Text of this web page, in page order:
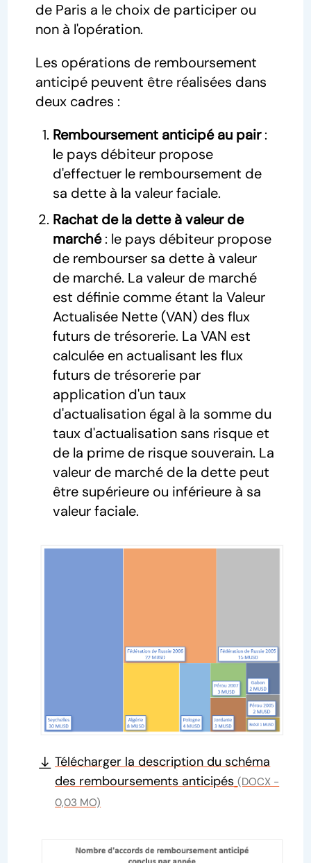
de Paris a le choix de participer ou
non à l'opération.
Les opérations de remboursement
anticipé peuvent être réalisées dans
deux cadres :
Remboursement anticipé au pair:
le pays débiteur propose
d'effectuer le remboursement de
sa dette à la valeur faciale.
Rachat de la dette à valeur de
marché: le pays débiteur propose
de rembourser sa dette à valeur
de marché. La valeur de marché
est définie comme étant la Valeur
Actualisée Nette (VAN) des flux
futurs de trésorerie. La VAN est
calculée en actualisant les flux
futurs de trésorerie par
application d'un taux
d'actualisation égal à la somme du
taux d'actualisation sans risque et
de la prime de risque souverain. La
valeur de marché de la dette peut
être supérieure ou inférieure à sa
valeur faciale.
Télécharger la description du schéma
des remboursements anticipés (DOCX -
0,03 MO)